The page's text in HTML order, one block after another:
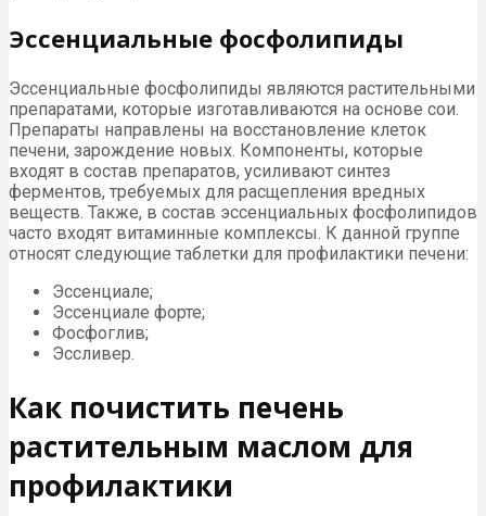
Эссенциальные фосфолипиды
Эссенциальные фосфолипиды являются растительными
препаратами, которые изготавливаются на основе сои.
Препараты направлены на восстановление клеток
печени, зарождение новых. Компоненты, которые
входят в состав препаратов, усиливают синтез
ферментов, требуемых для расщепления вредных
веществ. Также, в состав эссенциальных фосфолипидов
часто входят витаминные комплексы. К данной группе
относят следующие таблетки для профилактики печени:
Эссенциале;
Эссенциале форте;
Фосфоглив;
Эссливер.
Как почистить печень
растительным маслом для
профилактики